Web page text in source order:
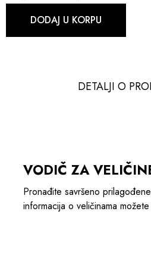
DODAJ U KORPU
DETALJI O
VODIČ ZA
Pronađite savršeno
informacija o veličinama